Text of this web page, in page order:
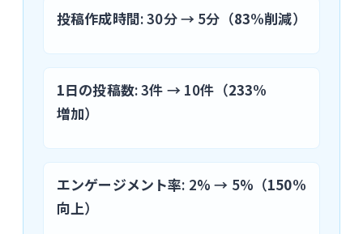
投稿作成時間: 30分 → 5分（83%削減）
1日の投稿数: 3件 → 10件（233%
増加）
エンゲージメント率: 2% → 5%（150%
向上）